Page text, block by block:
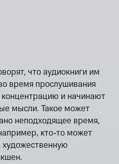
что аудиокниги им
время прослушивания
и начинают
мысли. Такое может
неподходящее время,
кто-то может